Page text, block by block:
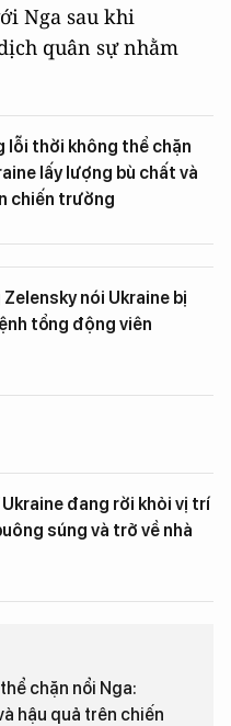
Nga sau khi
quân sự nhằm
lỗi thời không thể chặn
lấy lượng bù chất và
chiến trường
nói Ukraine bị
tổng động viên
Ukraine đang rời khỏi vị trí
súng và trở về nhà
chặn nổi Nga:
hậu quả trên chiến